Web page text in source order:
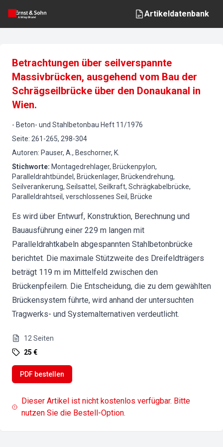
Artikeldatenbank
Betrachtungen über seilverspannte
Massivbrücken, ausgehend vom Bau der
Schrägseilbrücke über den Donaukanal in
Wien.
- Beton- und Stahlbetonbau Heft 11/1976
Seite: 261-265, 298-304
Autoren: Pauser, A., Beschorner, K.
Stichworte: Montagedrehlager, Brückenpylon,
Paralleldrahtbündel, Brückenlager, Brückendrehung,
Seilverankerung, Seilsattel, Seilkraft, Schrägkabelbrücke,
Paralleldrahtseil, verschlossenes Seil, Brücke
Es wird über Entwurf, Konstruktion, Berechnung und
Bauausführung einer 229 m langen mit
Paralleldrahtkabeln abgespannten Stahlbetonbrücke
berichtet. Die maximale Stützweite des Dreifeldträgers
beträgt 119 m im Mittelfeld zwischen den
Brückenpfeilern. Die Entscheidung, die zu dem gewählten
Brückensystem führte, wird anhand der untersuchten
Tragwerks- und Systemalternativen verdeutlicht.
12 Seiten
25 €
PDF bestellen
Dieser Artikel ist nicht kostenlos verfügbar. Bitte
nutzen Sie die Bestell-Option.